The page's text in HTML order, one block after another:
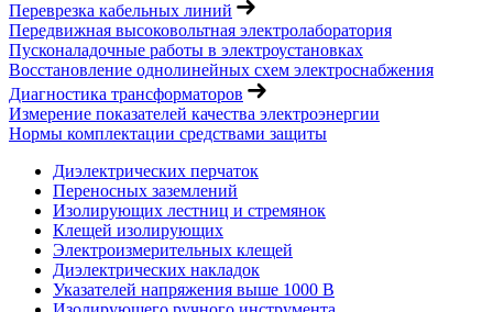
Переврезка кабельных линий
Передвижная высоковольтная электролаборатория
Пусконаладочные работы в электроустановках
Восстановление однолинейных схем электроснабжения
Диагностика трансформаторов
Измерение показателей качества электроэнергии
Нормы комплектации средствами защиты
Диэлектрических перчаток
Переносных заземлений
Изолирующих лестниц и стремянок
Клещей изолирующих
Электроизмерительных клещей
Диэлектрических накладок
Указателей напряжения выше 1000 В